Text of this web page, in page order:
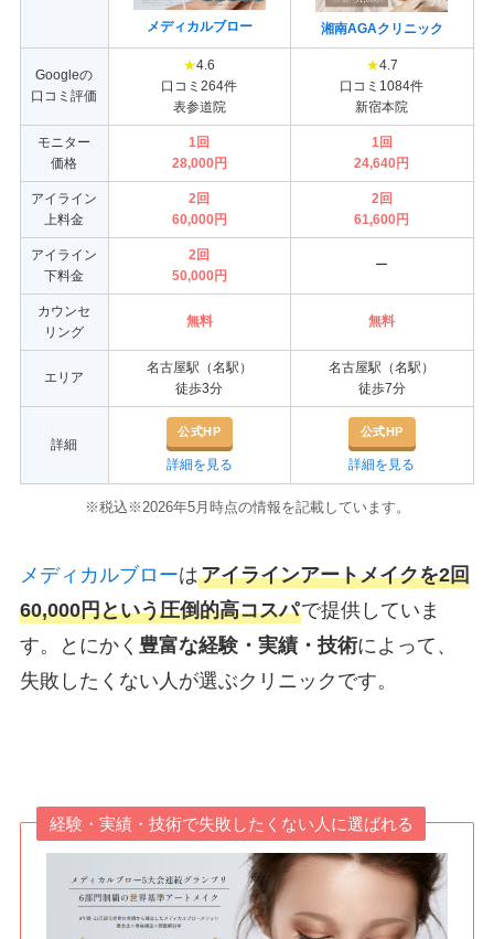
メディカルブロー 湘南AGAクリニック
Googleの
口コミ評価
★4.6
口コミ264件
表参道院
★4.7
口コミ1084件
新宿本院
モニター
価格
1回
28,000円
1回
24,640円
アイライン
上料金
2回
60,000円
2回
61,600円
アイライン
下料金
2回
50,000円
ー
カウンセ
リング
無料 無料
エリア
名古屋駅（名駅）
徒歩3分
名古屋駅（名駅）
徒歩7分
詳細
公式HP
詳細を見る
公式HP
詳細を見る
※税込※2026年5月時点の情報を記載しています。
メディカルブローはアイラインアートメイクを2回
60,000円という圧倒的高コスパで提供していま
す。とにかく 豊富な経験・実績・技術によって、
失敗したくない人が選ぶクリニックです。
経験・実績・技術で失敗したくない人に選ばれる